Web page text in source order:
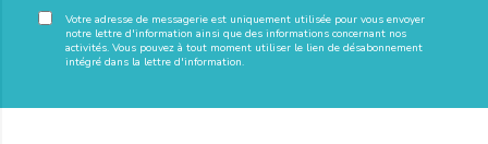
Votre adresse de messagerie est uniquement utilisée pour vous envoyer
notre lettre d'information ainsi que des informations concernant nos
activités. Vous pouvez à tout moment utiliser le lien de désabonnement
intégré dans la lettre d'information.